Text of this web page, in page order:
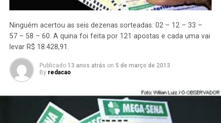
Ninguém acertou as seis dezenas sorteadas: 02 – 12 – 33 –
57 – 58 – 60. A quina foi feita por 121 apostas e cada uma vai
levar R$ 18.428,91.
Publicado 13 anos atrás on 5 de março de 2013
By redacao